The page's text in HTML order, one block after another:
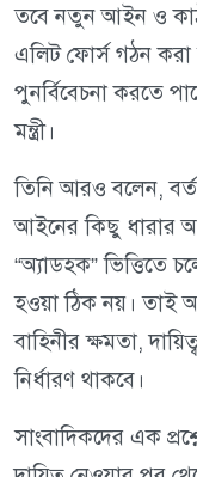
তবে নতুন আইন ও
এলিট ফোর্স গঠন করা
পুনর্বিবেচনা করতে
মন্ত্রী।
তিনি আরও বলেন,
আইনের কিছু ধারার
“অ্যাডহক” ভিত্তিতে
হওয়া ঠিক নয়। তাই
বাহিনীর ক্ষমতা,
নির্ধারণ থাকবে।
সাংবাদিকদের এক